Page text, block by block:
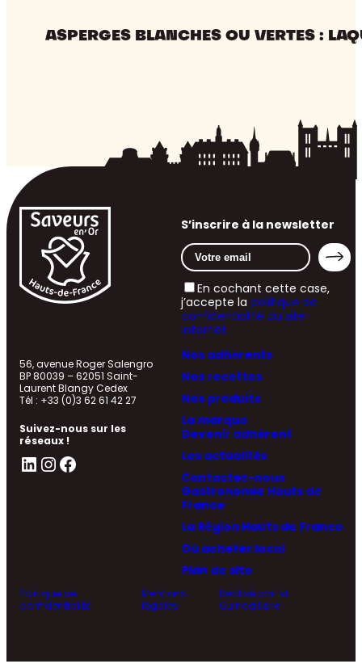
ASPERGES BLANCHES OU VERTES :
Nos adhérents
Nos recettes
Nos produits
La marque
Devenir adhérent
Les actualités
Contactez-nous
Gastronomie Hauts de
France
La Région Hauts de France
Où acheter local
Plan de site
56, avenue Roger Salengro
BP 80039 – 62051 Saint-
Laurent Blangy Cedex
Tél : +33 (0)3 62 61 42 27
Suivez-nous sur les
réseaux !
LinkedIn InstagramFacebook
S’inscrire à la newsletter
En cochant cette case,
j’accepte la politique de
confidentialité du site
internet
Politique de
confidentialité
Mentions
légales
Réalisé par La
Quincaillerie